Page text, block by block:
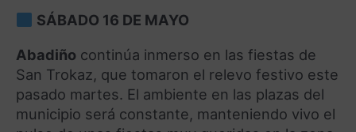
SÁBADO 16 DE MAYO
Abadiño continúa inmerso en las fiestas de
San Trokaz, que tomaron el relevo festivo este
pasado martes. El ambiente en las plazas del
municipio será constante, manteniendo vivo el